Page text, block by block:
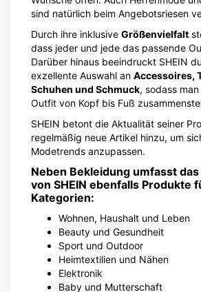
sind natürlich beim Angebotsriesen
Durch ihre inklusive Größenvielfalt
dass jeder und jede das passende
Darüber hinaus beeindruckt SHEIN
exzellente Auswahl an Accessoires,
Schuhen und Schmuck, sodass
Outfit von Kopf bis Fuß
SHEIN betont die Aktualität seiner
regelmäßig neue Artikel hinzu, um
Modetrends anzupassen.
Neben Bekleidung umfasst
von SHEIN ebenfalls Produkte
Kategorien:
Wohnen, Haushalt und Leben
Beauty und Gesundheit
Sport und Outdoor
Heimtextilien und Nähen
Elektronik
Baby und Mutterschaft